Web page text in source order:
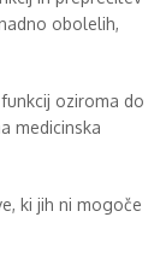
obolelih,
oziroma do
medicinska
ki jih ni mogoče